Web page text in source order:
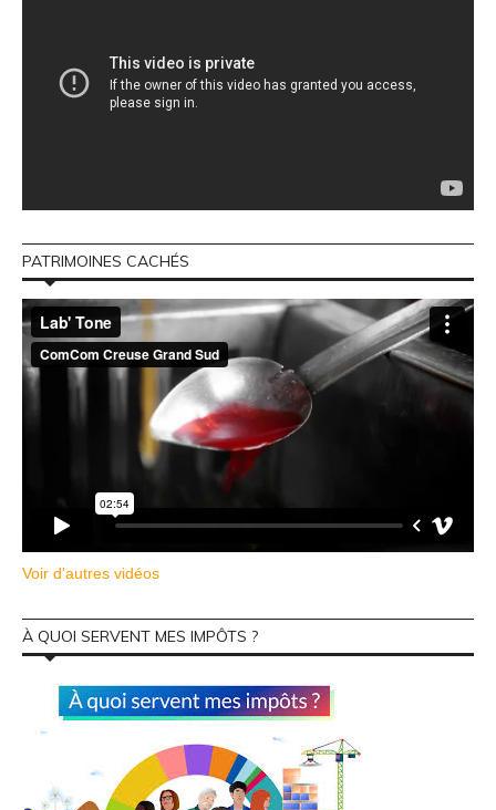
PATRIMOINES CACHÉS
Voir d'autres vidéos
À QUOI SERVENT MES IMPÔTS ?